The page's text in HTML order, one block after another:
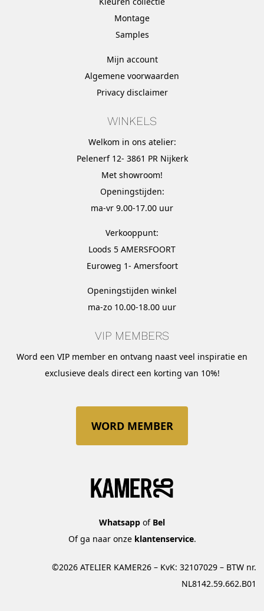
Montage
Samples
Mijn account
Algemene voorwaarden
Privacy disclaimer
WINKELS
Welkom in ons atelier:
Pelenerf 12- 3861 PR Nijkerk
Met showroom!
Openingstijden:
ma-vr 9.00-17.00 uur
Verkooppunt:
Loods 5 AMERSFOORT
Euroweg 1- Amersfoort
Openingstijden winkel
ma-zo 10.00-18.00 uur
VIP MEMBERS
Word een VIP member en ontvang naast veel inspiratie en
exclusieve deals direct een korting van 10%!
WORD MEMBER
Whatsapp of Bel
Of ga naar onze klantenservice.
©2026 ATELIER KAMER26 – KvK: 32107029 – BTW nr.
NL8142.59.662.B01